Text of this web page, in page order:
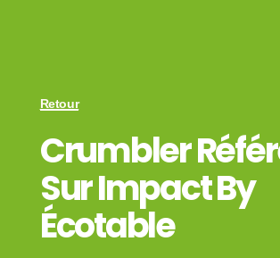
Retour
Crumbler
Sur Impact By
Écotable